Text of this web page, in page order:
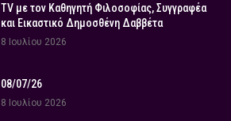
TV με τον Καθηγητή Φιλοσοφίας, Συγγραφέα
και Εικαστικό Δημοσθένη Δαββέτα
8 Ιουλίου 2026
08/07/26
8 Ιουλίου 2026